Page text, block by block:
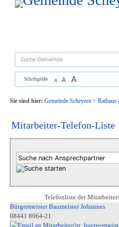
Zum Inhalt, zur Navigationoder zur
Schriftgröße A A A
Sie sind hier: Gemeinde Scheyern> Rathaus
Mitarbeiter-Telefon-Liste
Telefonliste der
Bürgermeister Baumeister Johannes
08441 8064-21